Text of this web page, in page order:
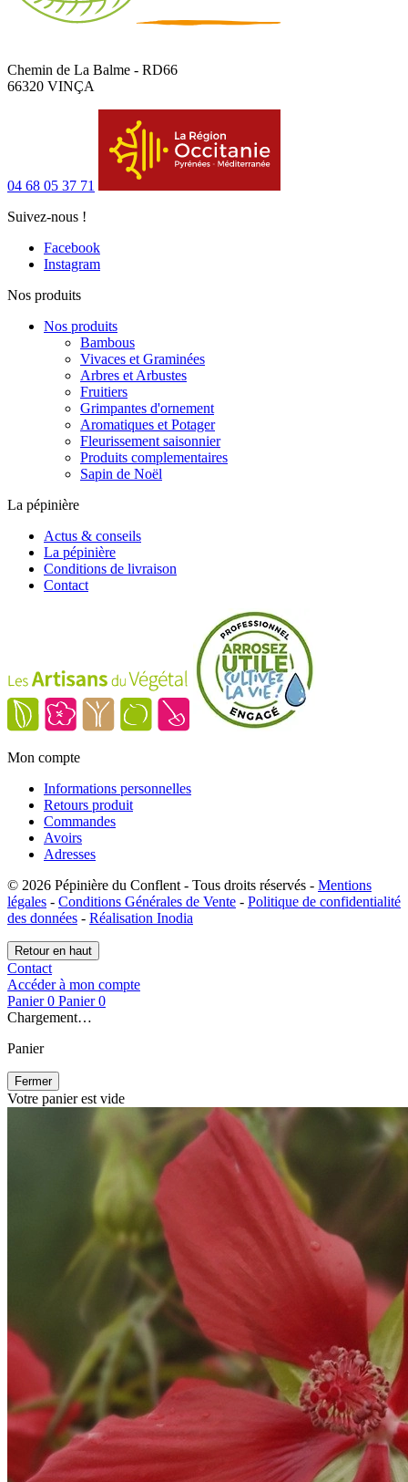
Chemin de La Balme - RD66
66320 VINÇA
04 68 05 37 71
Suivez-nous !
Facebook
Instagram
Nos produits
Nos produits
Bambous
Vivaces et Graminées
Arbres et Arbustes
Fruitiers
Grimpantes d'ornement
Aromatiques et Potager
Fleurissement saisonnier
Produits complementaires
Sapin de Noël
La pépinière
Actus & conseils
La pépinière
Conditions de livraison
Contact
Mon compte
Informations personnelles
Retours produit
Commandes
Avoirs
Adresses
© 2026 Pépinière du Conflent - Tous droits réservés - Mentions
légales - Conditions Générales de Vente - Politique de confidentialité
des données - Réalisation Inodia
Retour en haut
Contact
Accéder à mon compte
Panier 0 Panier 0
Chargement…
Panier
Fermer
Votre panier est vide